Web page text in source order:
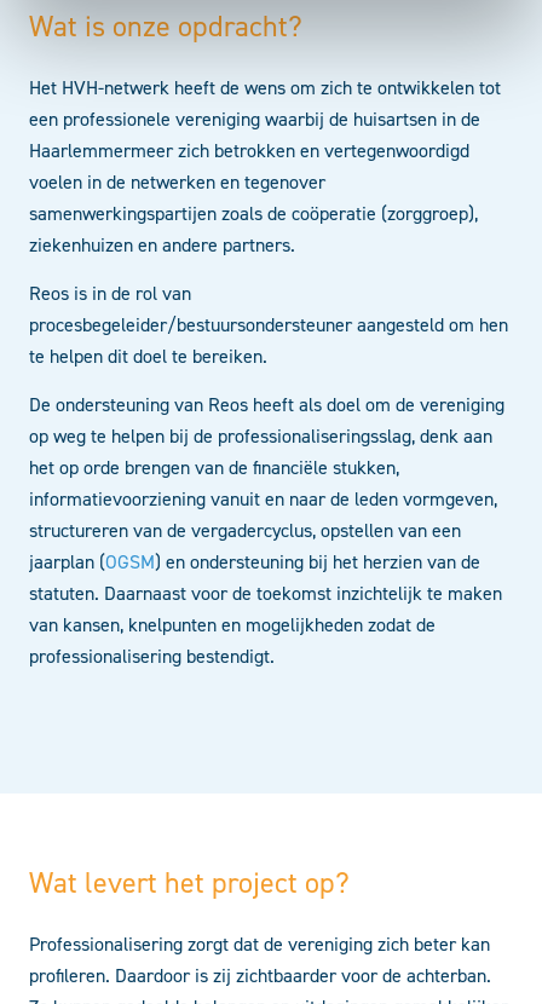
Wat is onze opdracht?
Het HVH-netwerk heeft de wens om zich te ontwikkelen tot
een professionele vereniging waarbij de huisartsen in de
Haarlemmermeer zich betrokken en vertegenwoordigd
voelen in de netwerken en tegenover
samenwerkingspartijen zoals de coöperatie (zorggroep),
ziekenhuizen en andere partners.
Reos is in de rol van
procesbegeleider/bestuursondersteuner aangesteld om hen
te helpen dit doel te bereiken.
De ondersteuning van Reos heeft als doel om de vereniging
op weg te helpen bij de professionaliseringsslag, denk aan
het op orde brengen van de financiële stukken,
informatievoorziening vanuit en naar de leden vormgeven,
structureren van de vergadercyclus, opstellen van een
jaarplan (OGSM) en ondersteuning bij het herzien van de
statuten. Daarnaast voor de toekomst inzichtelijk te maken
van kansen, knelpunten en mogelijkheden zodat de
professionalisering bestendigt.
Wat levert het project op?
Professionalisering zorgt dat de vereniging zich beter kan
profileren. Daardoor is zij zichtbaarder voor de achterban.